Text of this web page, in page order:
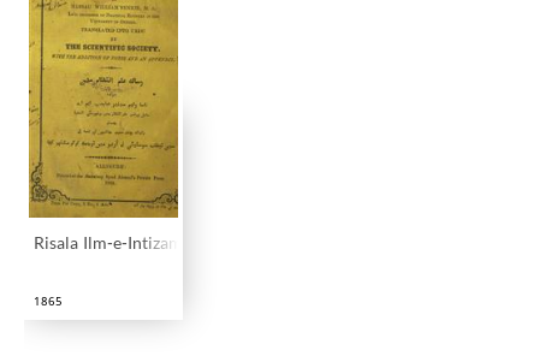
Risala Ilm-e-Intizam Mudun
1865